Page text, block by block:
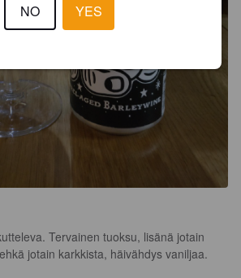
Tervainen tuoksu, lisänä jotain
jotain karkkista, häivähdys vaniljaa.
NO YES